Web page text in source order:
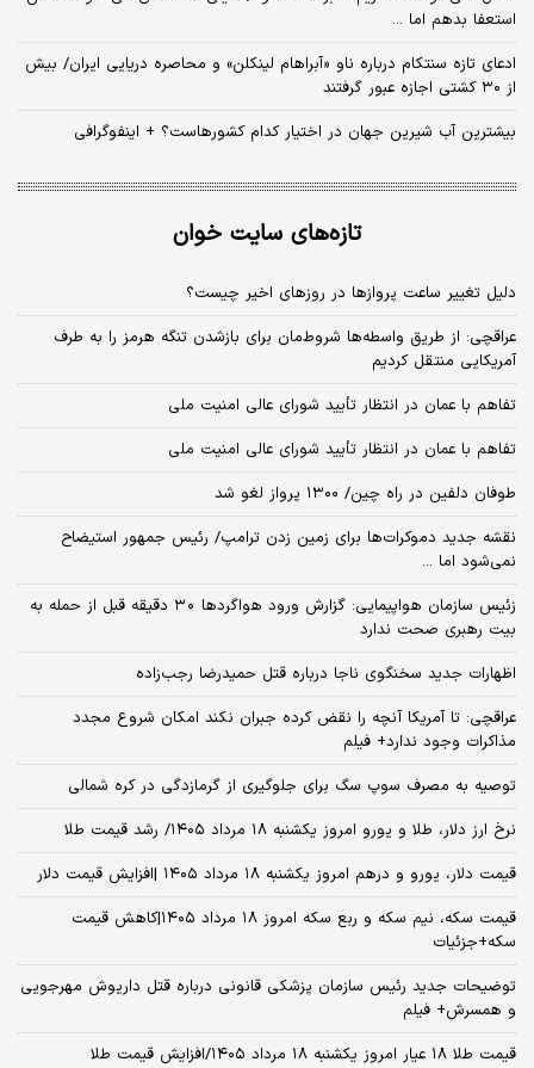
استعفا بدهم اما ...
ادعای تازه سنتکام درباره ناو «آبراهام لینکلن» و محاصره دریایی ایران/ بیش
از ۳۰ کشتی اجازه عبور گرفتند
بیشترین آب شیرین جهان در اختیار کدام کشورهاست؟ + اینفوگرافی
تازه‌های سایت خوان
دلیل تغییر ساعت پروازها در روزهای اخیر چیست؟
عراقچی: از طریق واسطه‌ها شروط‌مان برای بازشدن تنگه هرمز را به طرف
آمریکایی منتقل کردیم
تفاهم با عمان در انتظار تأیید شورای عالی امنیت ملی
تفاهم با عمان در انتظار تأیید شورای عالی امنیت ملی
طوفان دلفین در راه چین/ ۱۳۰۰ پرواز لغو شد
نقشه جدید دموکرات‌ها برای زمین زدن ترامپ/ رئیس جمهور استیضاح
نمی‌شود اما ...
زئیس سازمان هواپیمایی: گزارش ورود هواگردها ٣٠ دقیقه قبل از حمله به
بیت رهبری صحت ندارد
اظهارات جدید سخنگوی ناجا درباره قتل حمیدرضا رجب‌زاده
عراقچی: تا آمریکا آنچه را نقض کرده جبران نکند امکان شروع مجدد
مذاکرات وجود ندارد+ فیلم
توصیه به مصرف سوپ سگ برای جلوگیری از گرمازدگی در کره شمالی
نرخ ارز دلار، طلا و یورو امروز یکشنبه ۱۸ مرداد ۱۴۰۵/ رشد قیمت طلا
قیمت دلار، یورو و درهم امروز یکشنبه ۱۸ مرداد ۱۴۰۵ |افزایش قیمت دلار
قیمت سکه، نیم سکه و ربع سکه امروز ۱۸ مرداد ۱۴۰۵|کاهش قیمت
سکه+جزئیات
توضیحات جدید رئیس سازمان پزشکی قانونی درباره قتل داریوش مهرجویی
و همسرش+ فیلم
قیمت طلا ۱۸ عیار امروز یکشنبه ۱۸ مرداد ۱۴۰۵/افزایش قیمت طلا